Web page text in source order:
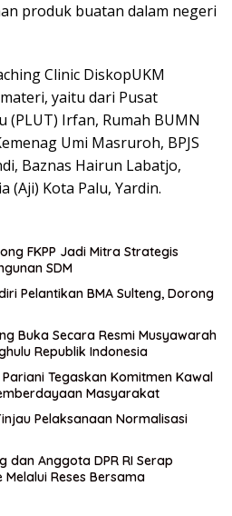
produk buatan dalam negeri
Clinic DiskopUKM
yaitu dari Pusat
(PLUT) Irfan, Rumah BUMN
Umi Masruroh, BPJS
Baznas Hairun Labatjo,
(Aji) Kota Palu, Yardin.
FKPP Jadi Mitra Strategis
SDM
Pelantikan BMA Sulteng, Dorong
Buka Secara Resmi Musyawarah
Republik Indonesia
Tegaskan Komitmen Kawal
Masyarakat
Pelaksanaan Normalisasi
dan Anggota DPR RI Serap
Reses Bersama